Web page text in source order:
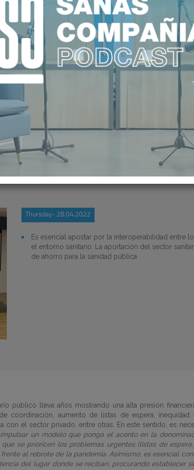
COMPLEMENTARIEDADES
RESULTADOS SANITARIOS
Thursday- 28.04.2022
Es esencial apostar por la interoperabilidad entre
el entorno sanitario. La aportación del sector
de ahorro para la sanidad pública
público lleva años mostrando una alta presión
coordinación, aumento de listas de espera,
con el sector privado, entre otras. En este sentido, es
un modelo que ponga el acento en la
se prioricen los problemas urgentes (listas de
al rebrote de la pandemia. Asimismo, es esencial
del lugar donde se reciban, procurando establecer